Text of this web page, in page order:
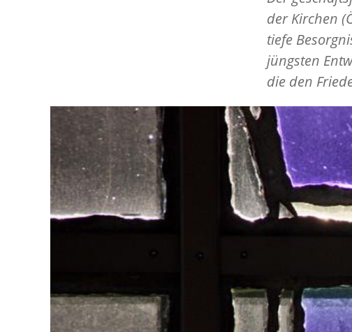
der Kirchen
tiefe
jüngsten
die den
Image